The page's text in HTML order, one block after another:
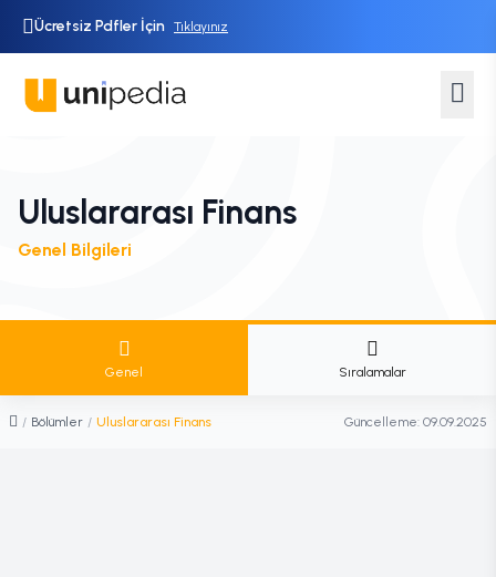
Ücretsiz Pdfler İçin Tıklayınız
Uluslararası Finans
Genel Bilgileri
Genel Sıralamalar
/ Bölümler / Uluslararası Finans Güncelleme: 09.09.2025